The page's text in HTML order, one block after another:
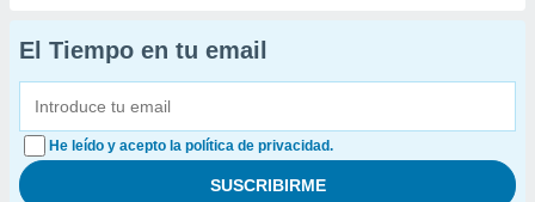
El Tiempo en tu email
He leído y acepto la política de privacidad.